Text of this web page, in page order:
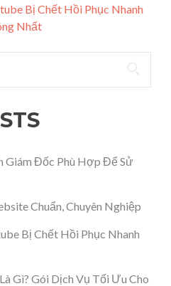
Bị Chết Hồi Phục Nhanh
Nhất
Giám Đốc Phù Hợp Để Sử
Chuẩn, Chuyên Nghiệp
Bị Chết Hồi Phục Nhanh
Gì? Gói Dịch Vụ Tối Ưu Cho